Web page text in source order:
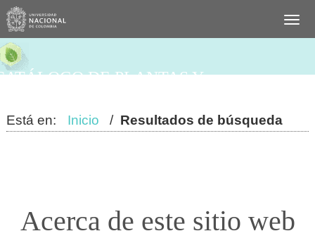
DE PLANTAS Y
Está en: Inicio / Resultados de búsqueda
Acerca de este sitio web